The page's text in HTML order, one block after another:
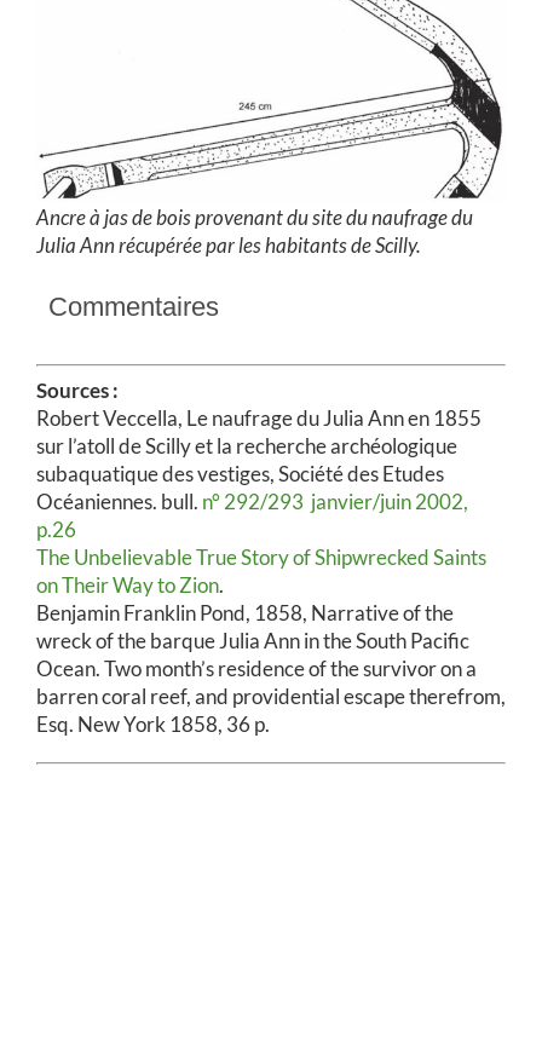
Ancre à jas de bois provenantdu site du naufrage du
Julia Annrécupérée par les habitants de Scilly.
Commentaires
Sources :
Robert Veccella, Le naufrage du Julia Ann en 1855
sur l’atoll de Scilly et la recherche archéologique
subaquatique des vestiges, Société des Etudes
Océaniennes. bull. n° 292/293 janvier/juin 2002,
p.26
The Unbelievable True Story of Shipwrecked Saints
on Their Way to Zion.
Benjamin Franklin Pond, 1858, Narrative of the
wreck of the barque Julia Ann in the South Pacific
Ocean. Two month’s residence of the survivor on a
barren coral reef, and providential escape therefrom,
Esq. New York 1858, 36 p.